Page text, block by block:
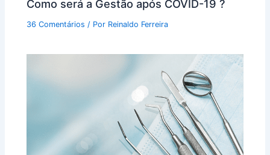
Como será a Gestão após COVID-19 ?
36 Comentários / Por Reinaldo Ferreira